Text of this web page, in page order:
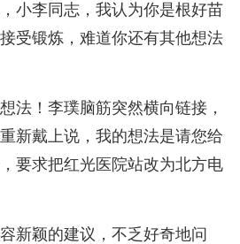
小李同志，我认为你是根好苗
受锻炼，难道你还有其他想法
法！李璞脑筋突然横向链接，
新戴上说，我的想法是请您给
要求把红光医院站改为北方电
新颖的建议，不乏好奇地问